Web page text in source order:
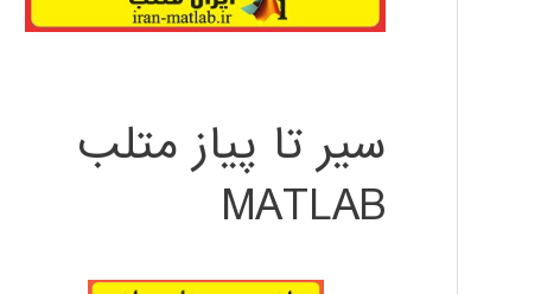
سیر تا پیاز متلب
MATLAB